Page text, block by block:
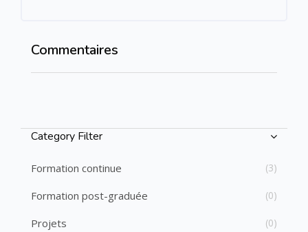
Passer Commentaires
Commentaires
Passer [Cocoon] Course Categories List
Category Filter
Formation continue (3)
Formation post-graduée (0)
Projets (0)